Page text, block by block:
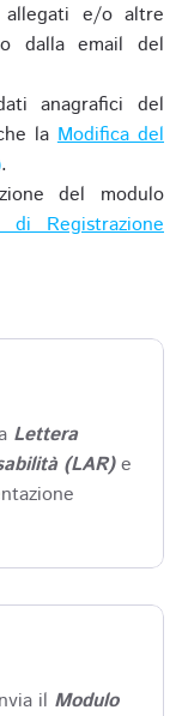
allegati e/o altre
dalla email del
anagrafici del
laModifica del
.
del modulo
di Registrazione
Lettera
(LAR)e
il Modulo